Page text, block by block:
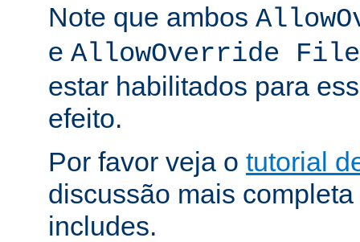
Note que ambos
e AllowOverride
estar habilitados para
efeito.
Por favor veja o tutorial
discussão mais
includes.